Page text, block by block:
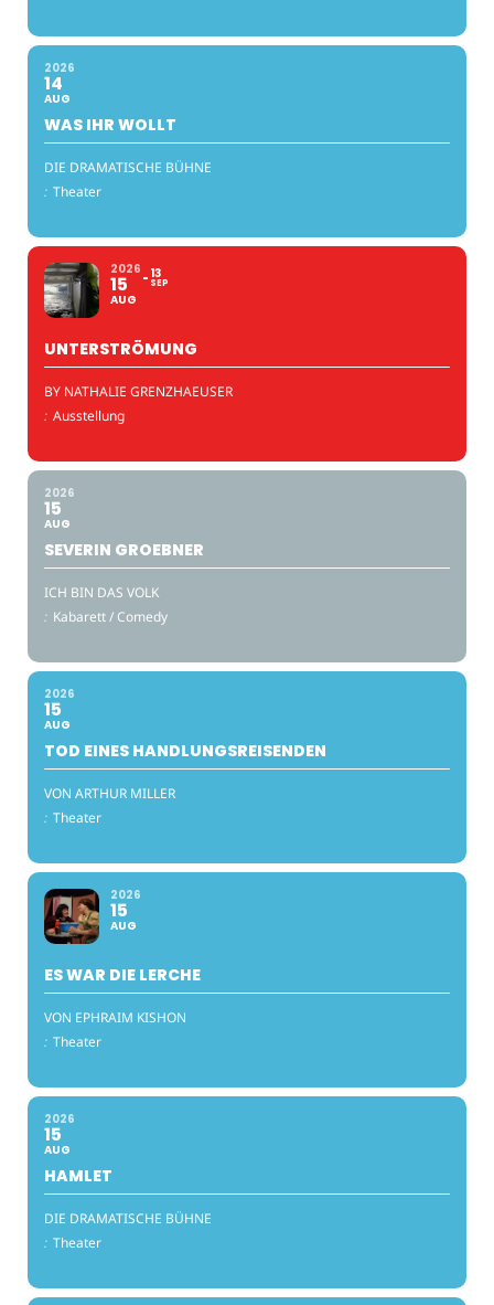
2026
14
AUG
WAS IHR WOLLT
DIE DRAMATISCHE BÜHNE
: Theater
2026
15
AUG
13
SEP
UNTERSTRÖMUNG
BY NATHALIE GRENZHAEUSER
: Ausstellung
2026
15
AUG
SEVERIN GROEBNER
ICH BIN DAS VOLK
: Kabarett / Comedy
2026
15
AUG
TOD EINES HANDLUNGSREISENDEN
VON ARTHUR MILLER
: Theater
2026
15
AUG
ES WAR DIE LERCHE
VON EPHRAIM KISHON
: Theater
2026
15
AUG
HAMLET
DIE DRAMATISCHE BÜHNE
: Theater